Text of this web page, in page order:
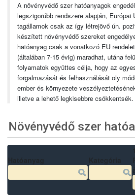
A növényvédő szer hatóanyagok
legszigorúbb rendszere alapján,
tagállamok csak az így létrejövő ún.
készített növényvédő szereket
hatóanyag csak a vonatkozó EU
(általában 7-15 évig) maradhat, utána
folyamatok együttes célja, hogy az
forgalmazását és felhasználását oly
ember és környezete
illetve a lehető legkisebbre csökkentsék.
Növényvédő szer